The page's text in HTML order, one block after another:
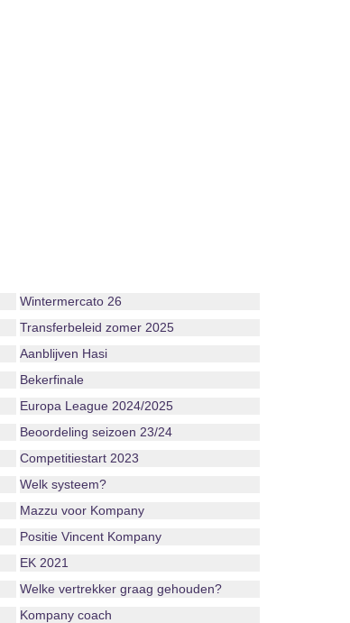
Wintermercato 26
Transferbeleid zomer 2025
Aanblijven Hasi
Bekerfinale
Europa League 2024/2025
Beoordeling seizoen 23/24
Competitiestart 2023
Welk systeem?
Mazzu voor Kompany
Positie Vincent Kompany
EK 2021
Welke vertrekker graag gehouden?
Kompany coach